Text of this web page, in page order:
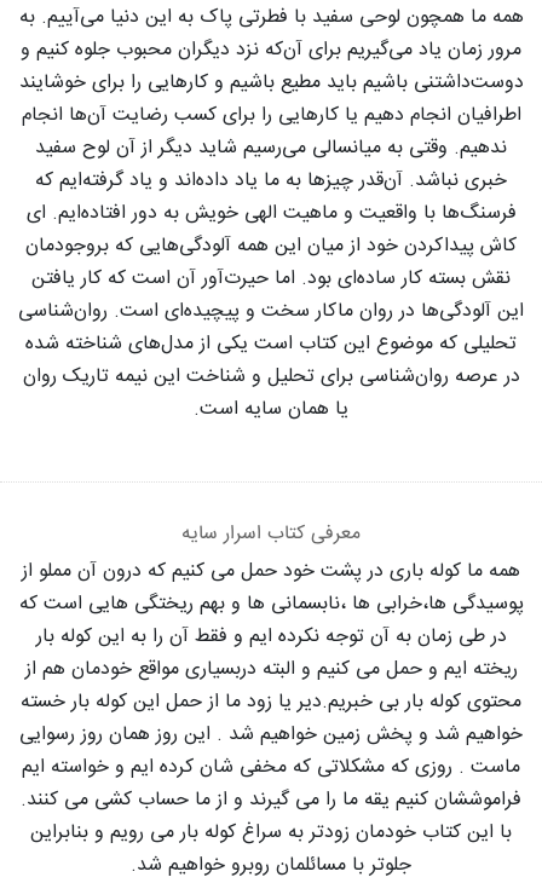
همه ما همچون لوحی سفید با فطرتی پاک به این دنیا می‌آییم. به
مرور زمان یاد می‌گیریم برای آن‌که نزد دیگران محبوب جلوه کنیم و
دوست‌داشتنی باشیم باید مطیع باشیم و کارهایی را برای خوشایند
اطرافیان انجام دهیم یا کارهایی را برای کسب رضایت آن‌ها انجام
ندهیم. وقتی به میانسالی می‌رسیم شاید دیگر از آن لوح سفید
خبری نباشد. آن‌قدر چیزها به ما یاد داده‌اند و یاد گرفته‌ایم که
فرسنگ‌ها با واقعیت و ماهیت الهی خویش به دور افتاده‌ایم. ای
کاش پیداکردن خود از میان این همه آلودگی‌هایی که بروجودمان
نقش بسته کار ساده‌ای بود. اما حیرت‌آور آن است که کار یافتن
این آلودگی‌ها در روان ماکار سخت و پیچیده‌ای است. روان‌شناسی
تحلیلی که موضوع این کتاب است یکی از مدل‌های شناخته شده
در عرصه روان‌شناسی برای تحلیل و شناخت این نیمه تاریک روان
یا همان سایه است.
معرفی کتاب اسرار سایه
همه ما کوله باری در پشت خود حمل می کنیم که درون آن مملو از
پوسیدگی ها،خرابی ها ،نابسمانی ها و بهم ریختگی هایی است که
در طی زمان به آن توجه نکرده ایم و فقط آن را به این کوله بار
ریخته ایم و حمل می کنیم و البته دربسیاری مواقع خودمان هم از
محتوی کوله بار بی خبریم.دیر یا زود ما از حمل این کوله بار خسته
خواهیم شد و پخش زمین خواهیم شد . این روز همان روز رسوایی
ماست . روزی که مشکلاتی که مخفی شان کرده ایم و خواسته ایم
فراموششان کنیم یقه ما را می گیرند و از ما حساب کشی می کنند.
با این کتاب خودمان زودتر به سراغ کوله بار می رویم و بنابراین
جلوتر با مسائلمان روبرو خواهیم شد.